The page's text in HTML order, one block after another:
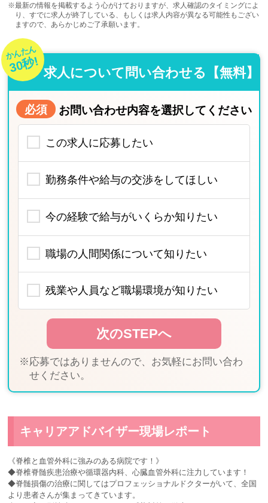
※最新の情報を掲載するよう心がけておりますが、求人確認のタイミングによ
り、すでに求人が終了している、もしくは求人内容が異なる可能性もござい
ますので、あらかじめご了承願います。
かんたん
30秒! 求人について問い合わせる【無料】
必須 お問い合わせ内容を選択してください
この求人に応募したい
勤務条件や給与の交渉をしてほしい
今の経験で給与がいくらか知りたい
職場の人間関係について知りたい
残業や人員など職場環境が知りたい
※応募ではありませんので、お気軽にお問い合わ
せください。
キャリアアドバイザー現場レポート
《脊椎と血管外科に強みのある病院です！》
◆脊椎脊髄疾患治療や循環器内科、心臓血管外科に注力しています！
◆脊髄損傷の治療に関してはプロフェッショナルドクターがいて、全国
より患者さんが集まってきています。